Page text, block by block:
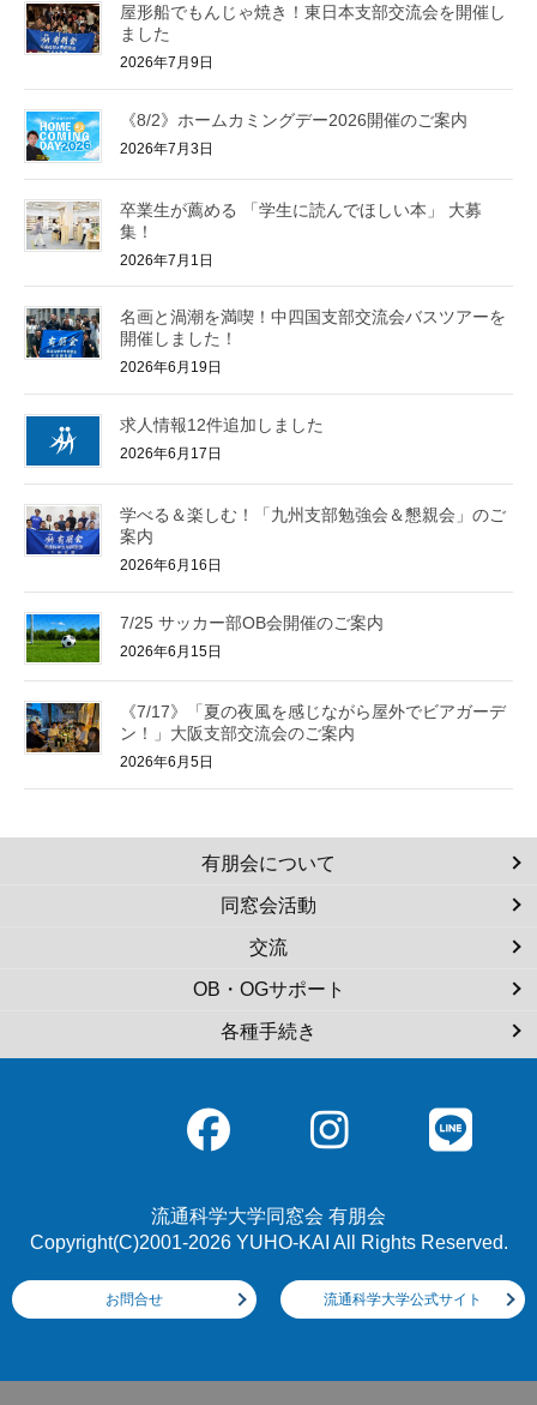
屋形船でもんじゃ焼き！東日本支部交流会を開催し
ました
2026年7月9日
《8/2》ホームカミングデー2026開催のご案内
2026年7月3日
卒業生が薦める 「学生に読んでほしい本」 大募
集！
2026年7月1日
名画と渦潮を満喫！中四国支部交流会バスツアーを
開催しました！
2026年6月19日
求人情報12件追加しました
2026年6月17日
学べる＆楽しむ！「九州支部勉強会＆懇親会」のご
案内
2026年6月16日
7/25 サッカー部OB会開催のご案内
2026年6月15日
《7/17》「夏の夜風を感じながら屋外でビアガーデ
ン！」大阪支部交流会のご案内
2026年6月5日
有朋会について
同窓会活動
交流
OB・OGサポート
各種手続き
流通科学大学同窓会 有朋会
Copyright(C)2001-2026 YUHO-KAI All Rights Reserved.
お問合せ 流通科学大学公式サイト